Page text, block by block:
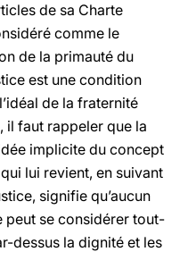
de sa Charte
comme le
de la primauté du
est une condition
de la fraternité
il faut rappeler que la
implicite du concept
lui revient, en suivant
signifie qu’aucun
peut se considérer tout-
dessus la dignité et les